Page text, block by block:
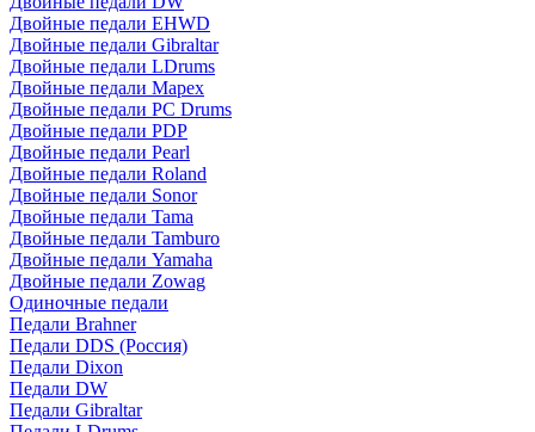
Двойные педали EHWD
Двойные педали Gibraltar
Двойные педали LDrums
Двойные педали Mapex
Двойные педали PC Drums
Двойные педали PDP
Двойные педали Pearl
Двойные педали Roland
Двойные педали Sonor
Двойные педали Tama
Двойные педали Tamburo
Двойные педали Yamaha
Двойные педали Zowag
Одиночные педали
Педали Brahner
Педали DDS (Россия)
Педали Dixon
Педали DW
Педали Gibraltar